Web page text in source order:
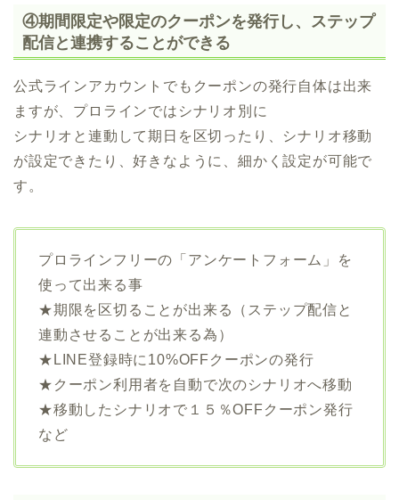
④期間限定や限定のクーポンを発行し、ステップ
配信と連携することができる
公式ラインアカウントでもクーポンの発行自体は出来
ますが、プロラインではシナリオ別に
シナリオと連動して期日を区切ったり、シナリオ移動
が設定できたり、好きなように、細かく設定が可能で
す。
プロラインフリーの「アンケートフォーム」を
使って出来る事
★期限を区切ることが出来る（ステップ配信と
連動させることが出来る為）
★LINE登録時に10%OFFクーポンの発行
★クーポン利用者を自動で次のシナリオへ移動
★移動したシナリオで１５％OFFクーポン発行
など